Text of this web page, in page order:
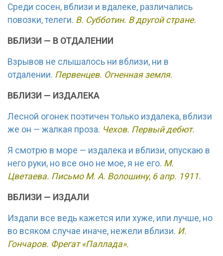
Среди сосен, вблизи и вдалеке, различались
повозки, телеги. В. Субботин. В другой стране.
ВБЛИЗИ — В ОТДАЛЕНИИ
Взрывов не слышалось ни вблизи, ни в
отдалении. Первенцев. Огненная земля.
ВБЛИЗИ — ИЗДАЛЕКА
Лесной огонек поэтичен только издалека, вблизи
же он — жалкая проза. Чехов. Первый дебют.
Я смотрю в море — издалека и вблизи, опускаю в
него руки, но все оно не мое, я не его. М.
Цветаева. Письмо М. А. Волошину, 6 апр. 1911.
ВБЛИЗИ — ИЗДАЛИ
Издали все ведь кажется или хуже, или лучше, но
во всяком случае иначе, нежели вблизи. И.
Гончаров. Фрегат «Паллада».